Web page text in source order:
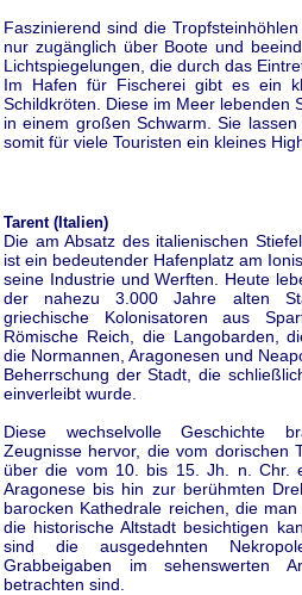
Faszinierend sind die
nur zugänglich über Boote und
Lichtspiegelungen, die durch das
Im Hafen für Fischerei gibt es ein
Schildkröten. Diese im Meer lebenden
in einem großen Schwarm. Sie
somit für viele Touristen ein kleines
Tarent (Italien)
Die am Absatz des italienischen
ist ein bedeutender Hafenplatz am
seine Industrie und Werften. Heute
der nahezu 3.000 Jahre alten
griechische Kolonisatoren aus
Römische Reich, die Langobarden,
die Normannen, Aragonesen und
Beherrschung der Stadt, die
einverleibt wurde.
Diese wechselvolle Geschichte
Zeugnisse hervor, die vom dorischen
über die vom 10. bis 15. Jh. n. Chr.
Aragonese bis hin zur berühmten
barocken Kathedrale reichen, die
die historische Altstadt besichtigen
sind die ausgedehnten
Grabbeigaben im sehenswerten
betrachten sind.